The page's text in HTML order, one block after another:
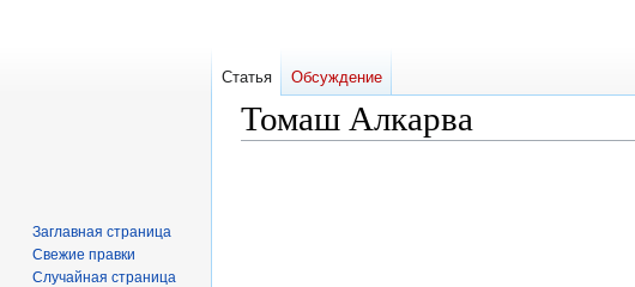
Томаш Алкарва
Статья Обсуждение
Заглавная страница
Свежие правки
Случайная страница